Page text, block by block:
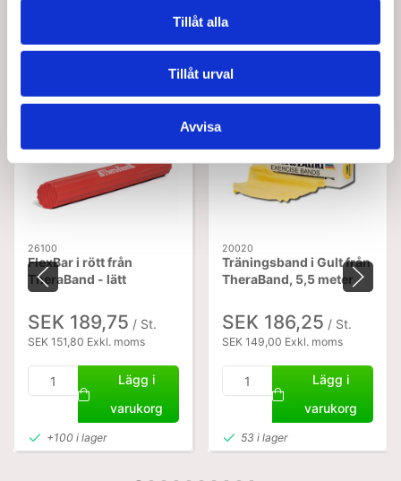
Tillåt alla
Tillåt urval
Avvisa
Köptes tillsammans med denna produkt
26100
FlexBar i rött från
TheraBand - lätt
SEK 189,75 / St.
SEK 151,80 Exkl. moms
Lägg i
varukorg
+100 i lager
20020
Träningsband i Gult från
TheraBand, 5,5 meter
SEK 186,25 / St.
SEK 149,00 Exkl. moms
Lägg i
varukorg
53 i lager